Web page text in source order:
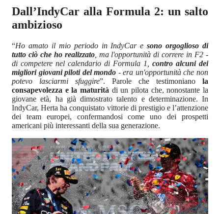
Dall’IndyCar alla Formula 2: un salto
ambizioso
“Ho amato il mio periodo in IndyCar esono orgoglioso di
tutto ciò che ho realizzato, ma l'opportunità di correre in F2 -
di competere nel calendario di Formula 1, contro alcuni dei
migliori giovani piloti del mondo - era un'opportunità che non
potevo lasciarmi sfuggire”. Parole che testimoniano la
consapevolezza e la maturità di un pilota che, nonostante la
giovane età, ha già dimostrato talento e determinazione. In
IndyCar, Herta ha conquistato vittorie di prestigio e l’attenzione
dei team europei, confermandosi come uno dei prospetti
americani più interessanti della sua generazione.